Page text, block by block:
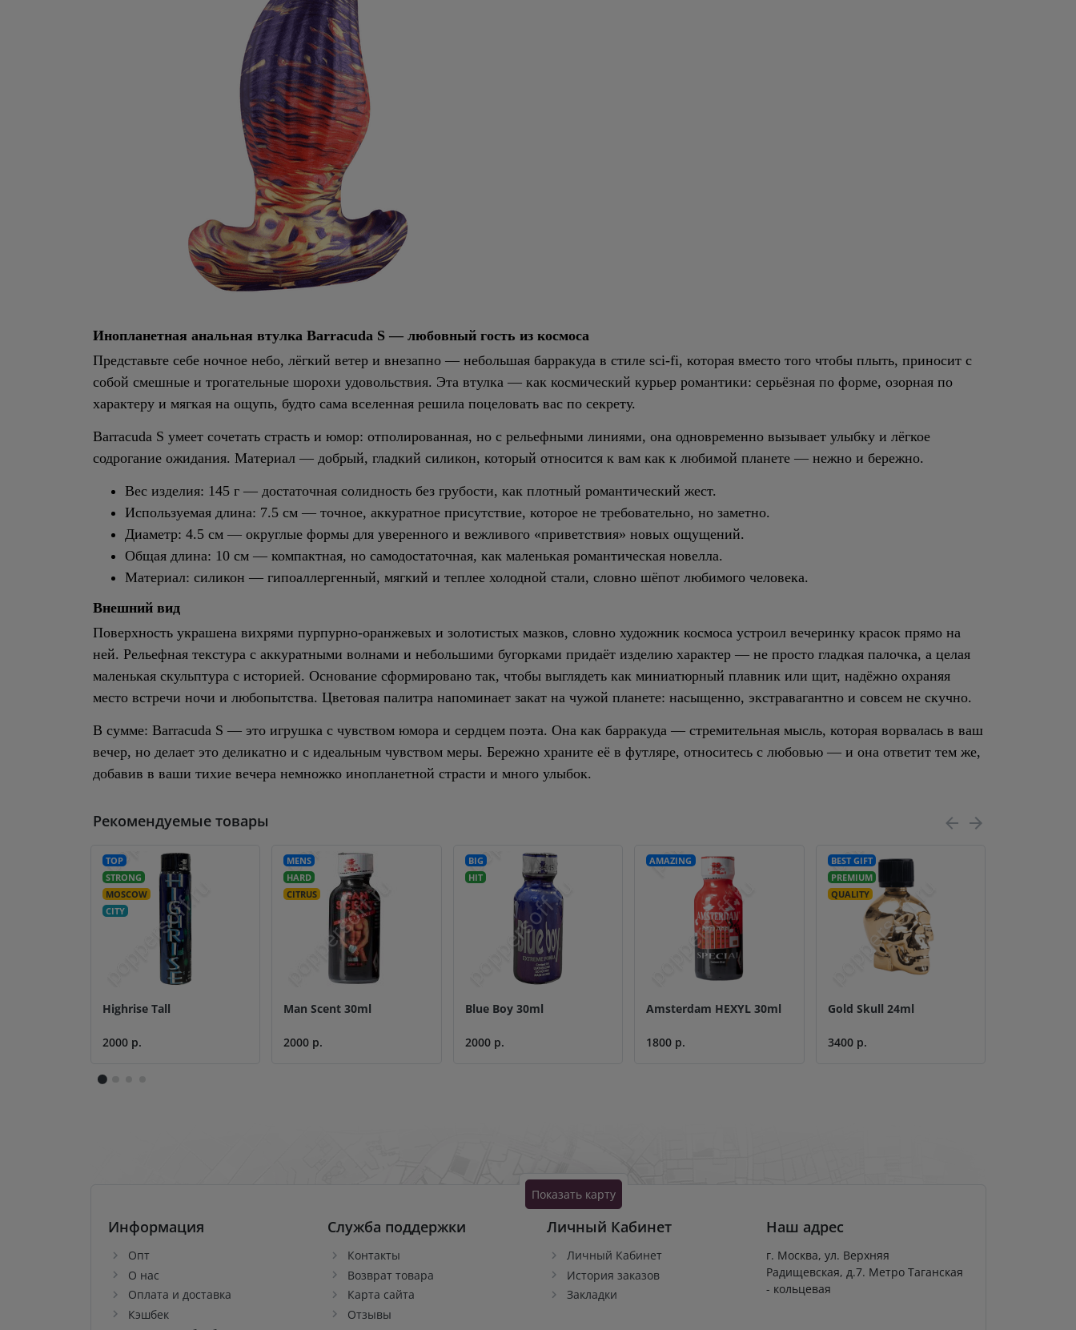
Инопланетная анальная втулка Barracuda S — любовный гость из космоса
Представьте себе ночное небо, лёгкий ветер и внезапно — небольшая барракуда в стиле sci‑fi, которая вместо того чтобы плыть, приносит с
собой смешные и трогательные шорохи удовольствия. Эта втулка — как космический курьер романтики: серьёзная по форме, озорная по
характеру и мягкая на ощупь, будто сама вселенная решила поцеловать вас по секрету.
Barracuda S умеет сочетать страсть и юмор: отполированная, но с рельефными линиями, она одновременно вызывает улыбку и лёгкое
содрогание ожидания. Материал — добрый, гладкий силикон, который относится к вам как к любимой планете — нежно и бережно.
Вес изделия: 145 г — достаточная солидность без грубости, как плотный романтический жест.
Используемая длина: 7.5 см — точное, аккуратное присутствие, которое не требовательно, но заметно.
Диаметр: 4.5 см — округлые формы для уверенного и вежливого «приветствия» новых ощущений.
Общая длина: 10 см — компактная, но самодостаточная, как маленькая романтическая новелла.
Материал: силикон — гипоаллергенный, мягкий и теплее холодной стали, словно шёпот любимого человека.
Внешний вид
Поверхность украшена вихрями пурпурно‑оранжевых и золотистых мазков, словно художник космоса устроил вечеринку красок прямо на
ней. Рельефная текстура с аккуратными волнами и небольшими бугорками придаёт изделию характер — не просто гладкая палочка, а целая
маленькая скульптура с историей. Основание сформировано так, чтобы выглядеть как миниатюрный плавник или щит, надёжно охраняя
место встречи ночи и любопытства. Цветовая палитра напоминает закат на чужой планете: насыщенно, экстравагантно и совсем не скучно.
В сумме: Barracuda S — это игрушка с чувством юмора и сердцем поэта. Она как барракуда — стремительная мысль, которая ворвалась в ваш
вечер, но делает это деликатно и с идеальным чувством меры. Бережно храните её в футляре, относитесь с любовью — и она ответит тем же,
добавив в ваши тихие вечера немножко инопланетной страсти и много улыбок.
Рекомендуемые товары
TOP
STRONG
MOSCOW
CITY
Highrise Tall
2000 р.
MENS
HARD
CITRUS
Man Scent 30ml
2000 р.
BIG
HIT
Blue Boy 30ml
2000 р.
AMAZING
Amsterdam HEXYL 30ml
1800 р.
BEST GIFT
PREMIUM
QUALITY
Gold Skull 24ml
3400 р.
Показать карту
Информация
Опт
О нас
Оплата и доставка
Кэшбек
Служба поддержки
Контакты
Возврат товара
Карта сайта
Отзывы
Личный Кабинет
Личный Кабинет
История заказов
Закладки
Наш адрес
г. Москва, ул. Верхняя
Радищевская, д.7. Метро Таганская
- кольцевая